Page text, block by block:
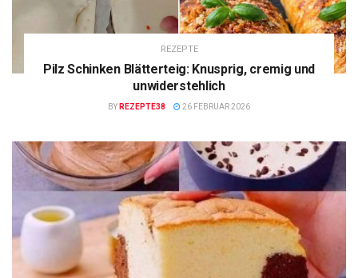
REZEPTE
Pilz Schinken Blätterteig: Knusprig, cremig und
unwiderstehlich
BY REZEPTE38 26 FEBRUAR 2026